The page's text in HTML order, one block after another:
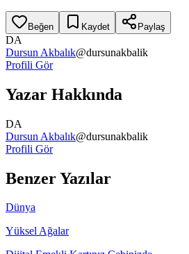
Beğen Kaydet Paylaş
DA
Dursun Akbalık@dursunakbalik
Profili Gör
Yazar Hakkında
DA
Dursun Akbalık@dursunakbalik
Profili Gör
Benzer Yazılar
Dünya
Yüksel Ağalar